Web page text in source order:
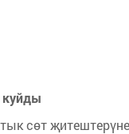
куйды
сөт